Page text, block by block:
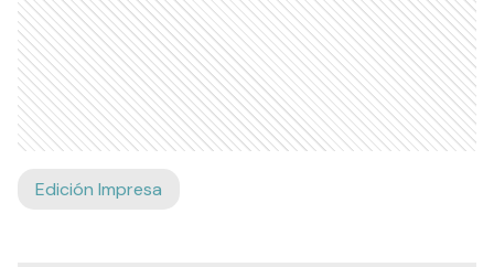
Edición Impresa